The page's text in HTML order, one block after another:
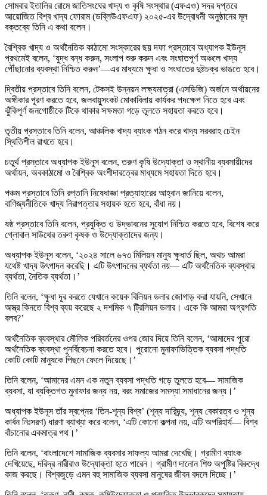
সোমবার ইতালির রোমে জাতিসংঘের খাদ্য ও কৃষি সংস্থার (এফএও) সদর দপ্তরে
আয়োজিত বিশ্ব খাদ্য ফোরাম (ডব্লিউএফএফ) ২০২৫-এর উদ্বোধনী অনুষ্ঠানের মূল
বক্তব্যে তিনি এ কথা বলেন।
বৈশ্বিক খাদ্য ও অর্থনৈতিক কাঠামো সংস্কারের ছয় দফা প্রস্তাবে অধ্যাপক ইউনূস
প্রথমেই বলেন, ‘যুদ্ধ বন্ধ করুন, সংলাপ শুরু করুন এবং সংঘাতপূর্ণ অঞ্চলে খাদ্য
পৌঁছানোর ব্যবস্থা নিশ্চিত করুন’—এর মাধ্যমে ক্ষুধা ও সংঘাতের দুষ্টচক্র ভাঙতে হবে।
দ্বিতীয় প্রস্তাবে তিনি বলেন, টেকসই উন্নয়ন লক্ষ্যমাত্রা (এসডিজি) অর্জনে অর্থায়নের
অঙ্গীকার পূরণ করতে হবে, জলবায়ুুসংকট মোকাবিলায় কার্যকর পদক্ষেপ নিতে হবে এবং
ঝুঁকিপূর্ণ জনগোষ্ঠীকে টিকে থাকার সক্ষমতা গড়ে তুলতে সহায়তা করতে হবে।
তৃতীয় প্রস্তাবে তিনি বলেন, আঞ্চলিক খাদ্য ব্যাংক গঠন করে খাদ্য সরবরাহ চেইন
স্থিতিশীল রাখতে হবে।
চতুর্থ প্রস্তাবে অধ্যাপক ইউনূস বলেন, তরুণ কৃষি উদ্যোক্তা ও স্থানীয় ব্যবসায়ীদের
অর্থায়ন, অবকাঠামো ও বৈশ্বিক অংশীদারত্বের মাধ্যমে সহায়তা দিতে হবে।
পঞ্চম প্রস্তাবে তিনি রপ্তানি নিষেধাজ্ঞা প্রত্যাহারের আহ্বান জানিয়ে বলেন,
বাণিজ্যনীতিকে খাদ্য নিরাপত্তার সহায়ক হতে হবে, বাঁধা নয়।
ষষ্ঠ প্রস্তাবে তিনি বলেন, প্রযুক্তি ও উদ্ভাবনের সুযোগ নিশ্চিত করতে হবে, বিশেষ করে
গ্লোবাল সাউথের তরুণ কৃষক ও উদ্যোক্তাদের জন্য।
অধ্যাপক ইউনূস বলেন, ‘২০২৪ সালে ৬৭৩ মিলিয়ন মানুষ ক্ষুধার্ত ছিল, অথচ আমরা
যথেষ্ট খাদ্য উৎপাদন করেছি। এটি উৎপাদনের ব্যর্থতা নয়— এটি অর্থনৈতিক ব্যবস্থার
ব্যর্থতা, নৈতিক ব্যর্থতা।’
তিনি বলেন, ‘ক্ষুধা দূর করতে যেখানে কয়েক বিলিয়ন ডলার জোগাড় করা যায়নি, সেখানে
অস্ত্র কিনতে বিশ্ব ব্যয় করেছে ২ দশমিক ৭ ট্রিলিয়ন ডলার। একে কি আমরা অগ্রগতি
বলব?’
অর্থনৈতিক ব্যবস্থার মৌলিক পরিবর্তনের ওপর জোর দিয়ে তিনি বলেন, ‘আমাদের পুরো
অর্থনৈতিক ব্যবস্থা পুনর্বিবেচনা করতে হবে। পুরোনো মুনাফাভিত্তিক ব্যবসা পদ্ধতি
কোটি কোটি মানুষকে পিছনে ফেলে দিয়েছে।’
তিনি বলেন, ‘আমাদের এমন এক নতুন ব্যবসা পদ্ধতি গড়ে তুলতে হবে— সামাজিক
ব্যবসা, যা ব্যক্তিগত মুনাফার জন্য নয়, বরং সমাজের সমস্যা সমাধানের জন্য।’
অধ্যাপক ইউনূস তাঁর স্বপ্নের ‘তিন-শূন্য বিশ্ব’ (শূন্য দারিদ্র্য, শূন্য বেকারত্ব ও শূন্য
কার্বন নিঃসরণ) ধারণা ব্যাখ্যা করে বলেন, ‘এটি কোনো কল্পনা নয়, এটি অপরিহার্য— বিশ্ব
বাঁচানোর একমাত্র পথ।’
তিনি বলেন, ‘বাংলাদেশে সামাজিক ব্যবসার সাফল্য আমরা দেখেছি। গ্রামীণ ব্যাংক
দেখিয়েছে, দরিদ্র নারীরাও উদ্যোক্তা হতে পারেন। গ্রামীণ দানোন শিশু অপুষ্টির বিরুদ্ধে
কাজ করছে। বিশ্বজুড়ে এমন বহু সামাজিক ব্যবসা মানুষের জীবন বদলে দিচ্ছে।’